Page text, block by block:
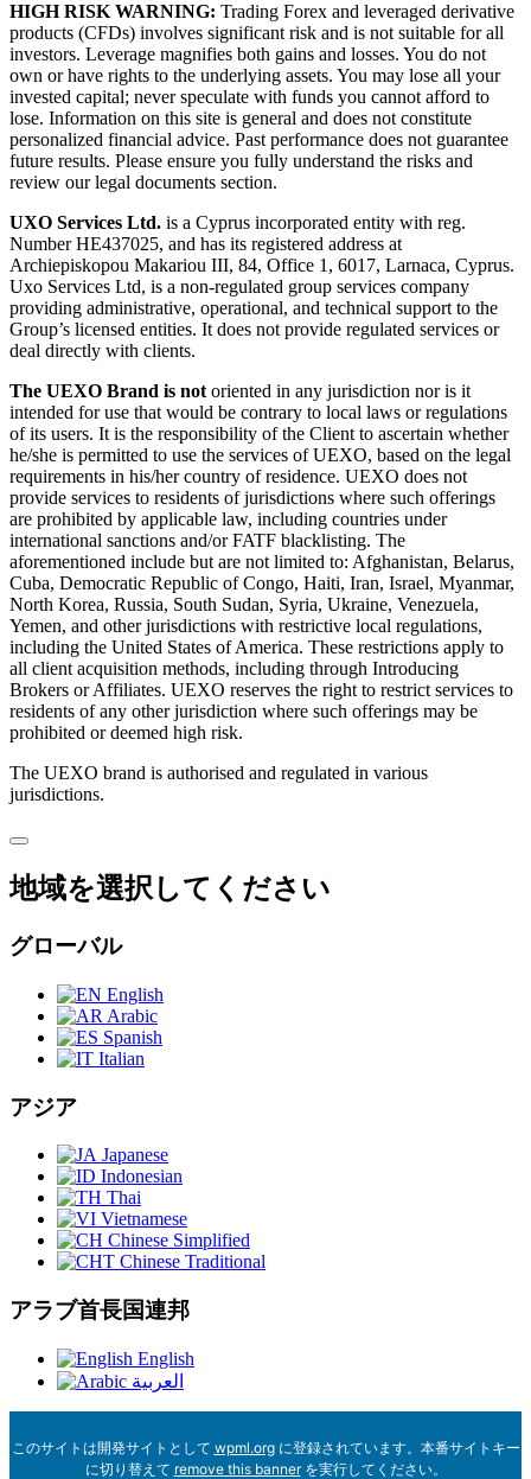
HIGH RISK WARNING: Trading Forex and leveraged derivative
products (CFDs) involves significant risk and is not suitable for all
investors. Leverage magnifies both gains and losses. You do not
own or have rights to the underlying assets. You may lose all your
invested capital; never speculate with funds you cannot afford to
lose. Information on this site is general and does not constitute
personalized financial advice. Past performance does not guarantee
future results. Please ensure you fully understand the risks and
review our legal documents section.
UXO Services Ltd. is a Cyprus incorporated entity with reg.
Number HE437025, and has its registered address at
Archiepiskopou Makariou III, 84, Office 1, 6017, Larnaca, Cyprus.
Uxo Services Ltd, is a non-regulated group services company
providing administrative, operational, and technical support to the
Group’s licensed entities. It does not provide regulated services or
deal directly with clients.
The UEXO Brand is not oriented in any jurisdiction nor is it
intended for use that would be contrary to local laws or regulations
of its users. It is the responsibility of the Client to ascertain whether
he/she is permitted to use the services of UEXO, based on the legal
requirements in his/her country of residence. UEXO does not
provide services to residents of jurisdictions where such offerings
are prohibited by applicable law, including countries under
international sanctions and/or FATF blacklisting. The
aforementioned include but are not limited to: Afghanistan, Belarus,
Cuba, Democratic Republic of Congo, Haiti, Iran, Israel, Myanmar,
North Korea, Russia, South Sudan, Syria, Ukraine, Venezuela,
Yemen, and other jurisdictions with restrictive local regulations,
including the United States of America. These restrictions apply to
all client acquisition methods, including through Introducing
Brokers or Affiliates. UEXO reserves the right to restrict services to
residents of any other jurisdiction where such offerings may be
prohibited or deemed high risk.
The UEXO brand is authorised and regulated in various
jurisdictions.
地域を選択してください
グローバル
English
Arabic
Spanish
Italian
アジア
Japanese
Indonesian
Thai
Vietnamese
Chinese Simplified
Chinese Traditional
アラブ首長国連邦
English
العربية
このサイトは開発サイトとして wpml.orgに登録されています。本番サイトキー
に切り替えて remove this bannerを実行してください。